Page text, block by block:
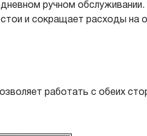
ручном
и сокращает расходы
работать с обеих